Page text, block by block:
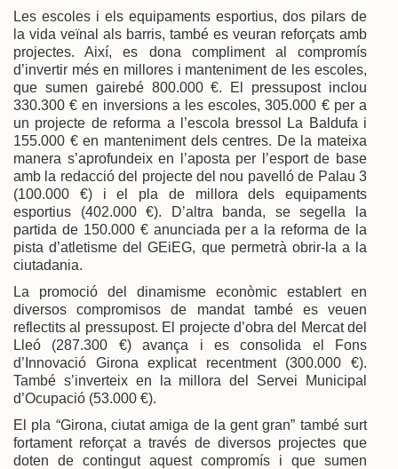
Les escoles i els equipaments esportius, dos pilars de
la vida veïnal als barris, també es veuran reforçats amb
projectes. Així, es dona compliment al compromís
d’invertir més en millores i manteniment de les escoles,
que sumen gairebé 800.000 €. El pressupost inclou
330.300 € en inversions a les escoles, 305.000 € per a
un projecte de reforma a l’escola bressol La Baldufa i
155.000 € en manteniment dels centres. De la mateixa
manera s’aprofundeix en l’aposta per l’esport de base
amb la redacció del projecte del nou pavelló de Palau 3
(100.000 €) i el pla de millora dels equipaments
esportius (402.000 €). D’altra banda, se segella la
partida de 150.000 € anunciada per a la reforma de la
pista d’atletisme del GEiEG, que permetrà obrir-la a la
ciutadania.
La promoció del dinamisme econòmic establert en
diversos compromisos de mandat també es veuen
reflectits al pressupost. El projecte d’obra del Mercat del
Lleó (287.300 €) avança i es consolida el Fons
d’Innovació Girona explicat recentment (300.000 €).
També s’inverteix en la millora del Servei Municipal
d’Ocupació (53.000 €).
El pla “Girona, ciutat amiga de la gent gran” també surt
fortament reforçat a través de diversos projectes que
doten de contingut aquest compromís i que sumen